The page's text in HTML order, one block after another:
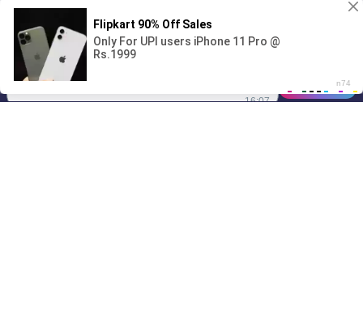
01/07
00:00
Без обязательств и лишних слов,
только сегодня 💦
1